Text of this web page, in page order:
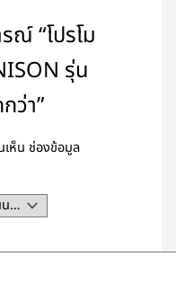
ณ์ “โปรโม
รุ่น
ว่า”
ห็น ช่องข้อมูล